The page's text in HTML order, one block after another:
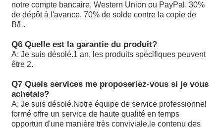
A2 ou A3 à l'adresse suivante:
A10VSO71DFR1/31R-VPA12N00
A10VSO71DFR1/32R-VP22U99S2184
A10VSO71DFR1/32R-VPB22U99
A10VSO71DR/31R-PPA12: les données sont fournies
compétentes.
Les données sont fournies par les autorités
notre compte bancaire, Western Union ou PayPal. 30%
de dépôt à l'avance, 70% de solde contre la copie de
B/L.
Q6 Quelle est la garantie du produit?
A: Je suis désolé.1 an, les produits spécifiques peuvent
être 2.
Q7 Quels services me proposeriez-vous si je vous
achetais?
A: Je suis désolé.Notre équipe de service professionnel
formé offre un service de haute qualité en temps
opportun d'une manière très conviviale.le contenu des